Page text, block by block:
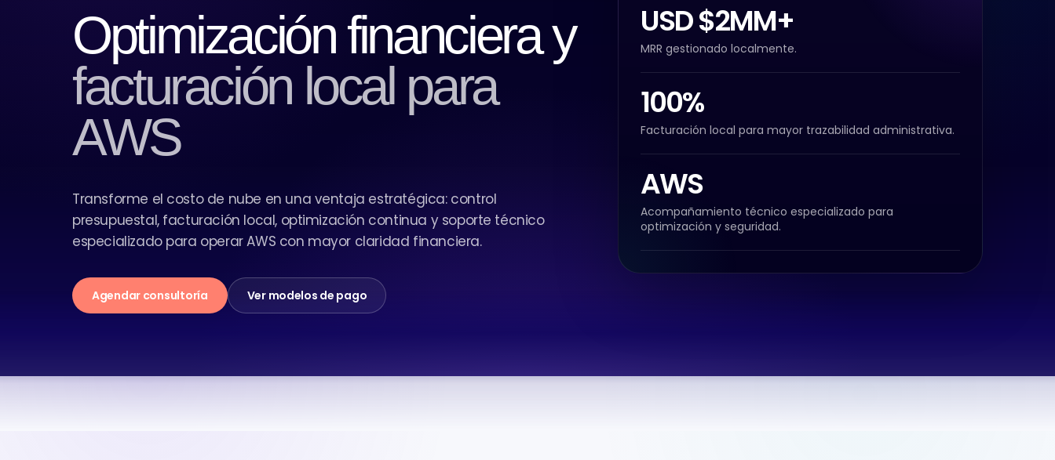
Optimización financiera y
facturación local para
AWS
Transforme el costo de nube en una ventaja estratégica: control
presupuestal, facturación local, optimización continua y soporte técnico
especializado para operar AWS con mayor claridad financiera.
Agendar consultoría Ver modelos de pago
USD $2MM+
MRR gestionado localmente.
100%
Facturación local para mayor trazabilidad administrativa.
AWS
Acompañamiento técnico especializado para
optimización y seguridad.